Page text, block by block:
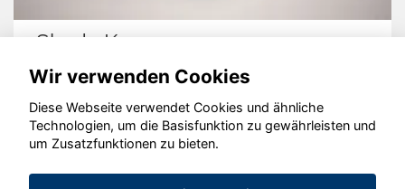
Skoda Karoq
© konjunkturmotor.de GmbH 2020 - 2026
Wir verwenden Cookies
Diese Webseite verwendet Cookies und ähnliche
Technologien, um die Basisfunktion zu gewährleisten und
um Zusatzfunktionen zu bieten.